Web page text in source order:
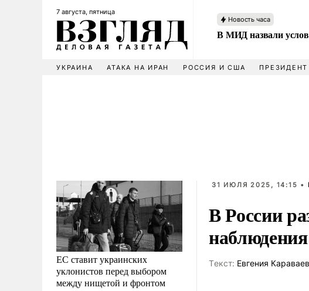
7 августа, пятница
Новость часа
В МИД назвали
УКРАИНА АТАКА НА ИРАН РОССИЯ И США
ЕС ставит украинских
уклонистов перед выбором
между нищетой и фронтом
31 ИЮЛЯ 2025, 14:15 •
В России
Tекст: Евгения